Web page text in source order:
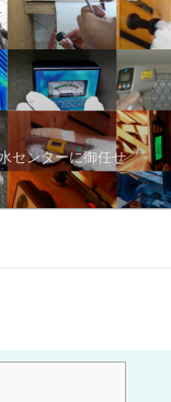
センターに御任せ